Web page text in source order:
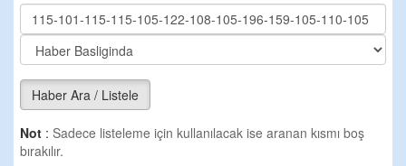
Haber Ara / Listele
Not : Sadece listeleme için kullanılacak ise aranan kısmı boş
bırakılır.